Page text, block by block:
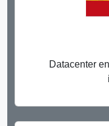
Datacenter